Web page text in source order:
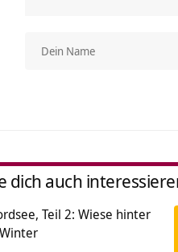
dich auch
Teil 2: Wiese hinter